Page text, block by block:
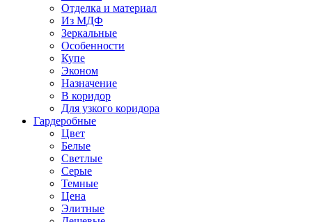
Отделка и материал
Из МДФ
Зеркальные
Особенности
Купе
Эконом
Назначение
В коридор
Для узкого коридора
Гардеробные
Цвет
Белые
Светлые
Серые
Темные
Цена
Элитные